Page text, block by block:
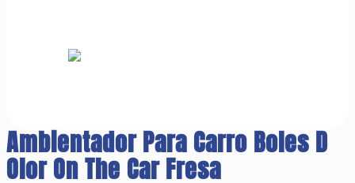
Ambientador Para Carro Boles D
Olor On The Car Fresa